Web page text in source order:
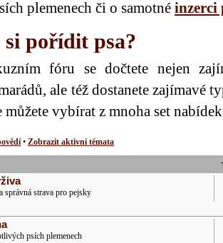
plemenech či o samotné inzerci
si pořídit psa?
fóru se dočtete nejen
ale též dostanete zajímavé
vybírat z mnoha set
• Zobrazit aktivní témata
správná strava pro pejsky
psích plemenech